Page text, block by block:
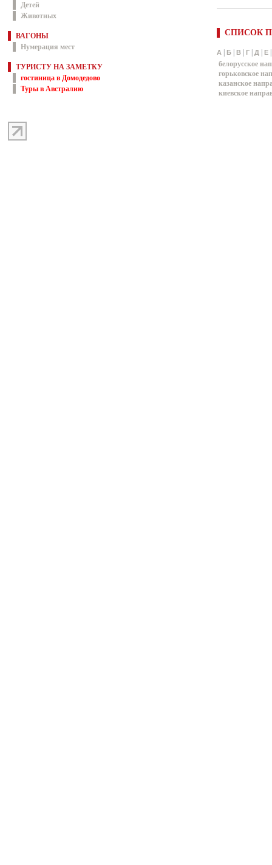
Детей
Животных
ВАГОНЫ
Нумерация мест
ТУРИСТУ НА ЗАМЕТКУ
гостиница в Домодедово
Туры в Австралию
СПИСОК
А Б В Г Д Е
белорусское
горьковское
казанское
киевское